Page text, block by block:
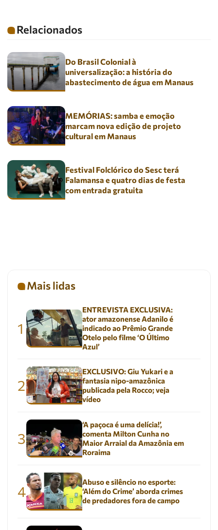
Relacionados
Do Brasil Colonial à
universalização: a história do
abastecimento de água em Manaus
MEMÓRIAS: samba e emoção
marcam nova edição de projeto
cultural em Manaus
Festival Folclórico do Sesc terá
Falamansa e quatro dias de festa
com entrada gratuita
Mais lidas
1
ENTREVISTA EXCLUSIVA:
ator amazonense Adanilo é
indicado ao Prêmio Grande
Otelo pelo filme ‘O Último
Azul’
2
EXCLUSIVO: Giu Yukari e a
fantasia nipo-amazônica
publicada pela Rocco; veja
vídeo
3
‘A paçoca é uma delícia!’,
comenta Milton Cunha no
Maior Arraial da Amazônia em
Roraima
4
Abuso e silêncio no esporte:
‘Além do Crime’ aborda crimes
de predadores fora de campo